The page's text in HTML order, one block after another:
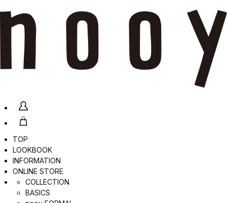
TOP
LOOKBOOK
INFORMATION
ONLINE STORE
COLLECTION
BASICS